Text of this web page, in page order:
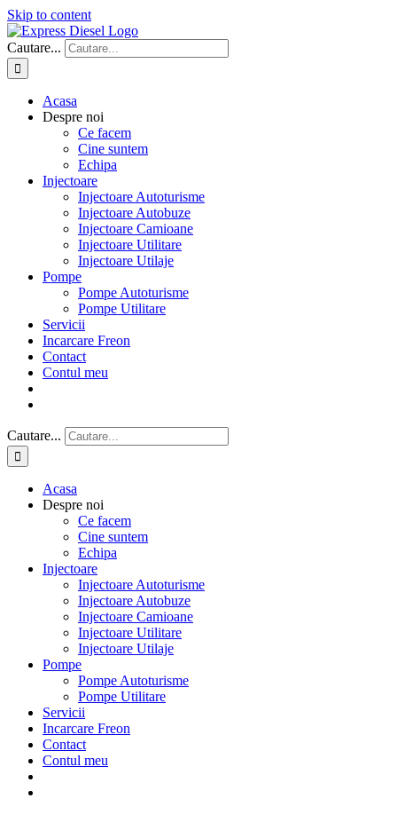
Skip to content
Cautare...
Acasa
Despre noi
Ce facem
Cine suntem
Echipa
Injectoare
Injectoare Autoturisme
Injectoare Autobuze
Injectoare Camioane
Injectoare Utilitare
Injectoare Utilaje
Pompe
Pompe Autoturisme
Pompe Utilitare
Servicii
Incarcare Freon
Contact
Contul meu
Cautare...
Acasa
Despre noi
Ce facem
Cine suntem
Echipa
Injectoare
Injectoare Autoturisme
Injectoare Autobuze
Injectoare Camioane
Injectoare Utilitare
Injectoare Utilaje
Pompe
Pompe Autoturisme
Pompe Utilitare
Servicii
Incarcare Freon
Contact
Contul meu